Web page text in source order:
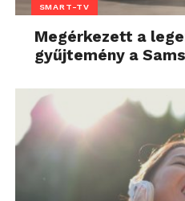
SMART-TV
Megérkezett a
gyűjtemény a